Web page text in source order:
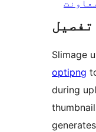
تفصیل
Slimage
optipng
during